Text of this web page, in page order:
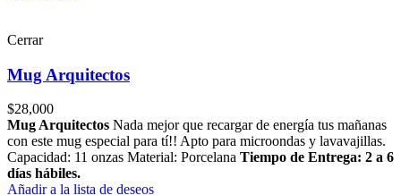
Cerrar
Mug Arquitectos
$28,000
Mug Arquitectos Nada mejor que recargar de energía tus mañanas
con este mug especial para tí!! Apto para microondas y lavavajillas.
Capacidad: 11 onzas Material: Porcelana Tiempo de Entrega: 2 a 6
días hábiles.
Añadir a la lista de deseos